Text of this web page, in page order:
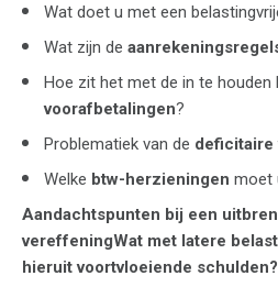
Wat doet u met een
Wat zijn de
Hoe zit het met de in te
voorafbetalingen?
Problematiek van de
Welke btw-herzieningen moet
Aandachtspunten bij een
vereffeningWat met latere
hieruit voortvloeiende